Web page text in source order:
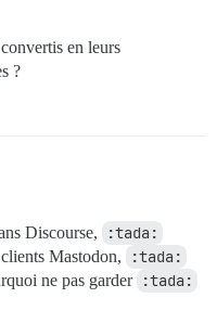
en leurs
?
Discourse, :tada:
Mastodon, :tada:
ne pas garder :tada: